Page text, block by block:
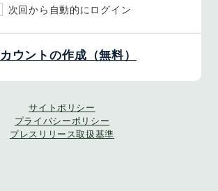
次回から自動的にログイン
ウントの作成（無料）
サイトポリシー
プライバシーポリシー
プレスリリース取扱基準